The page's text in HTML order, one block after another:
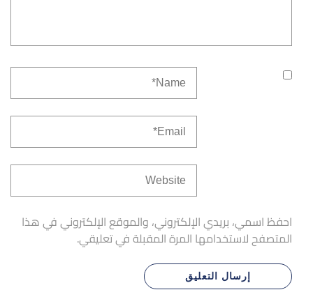
احفظ اسمي، بريدي الإلكتروني، والموقع الإلكتروني في هذا
المتصفح لاستخدامها المرة المقبلة في تعليقي.